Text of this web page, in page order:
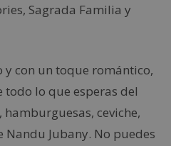
Sagrada Familia y
con un toque romántico,
todo lo que esperas del
ceviche,
Nandu Jubany. No puedes